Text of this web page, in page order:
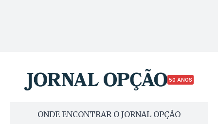
50 ANOS
ONDE ENCONTRAR O JORNAL OPÇÃO